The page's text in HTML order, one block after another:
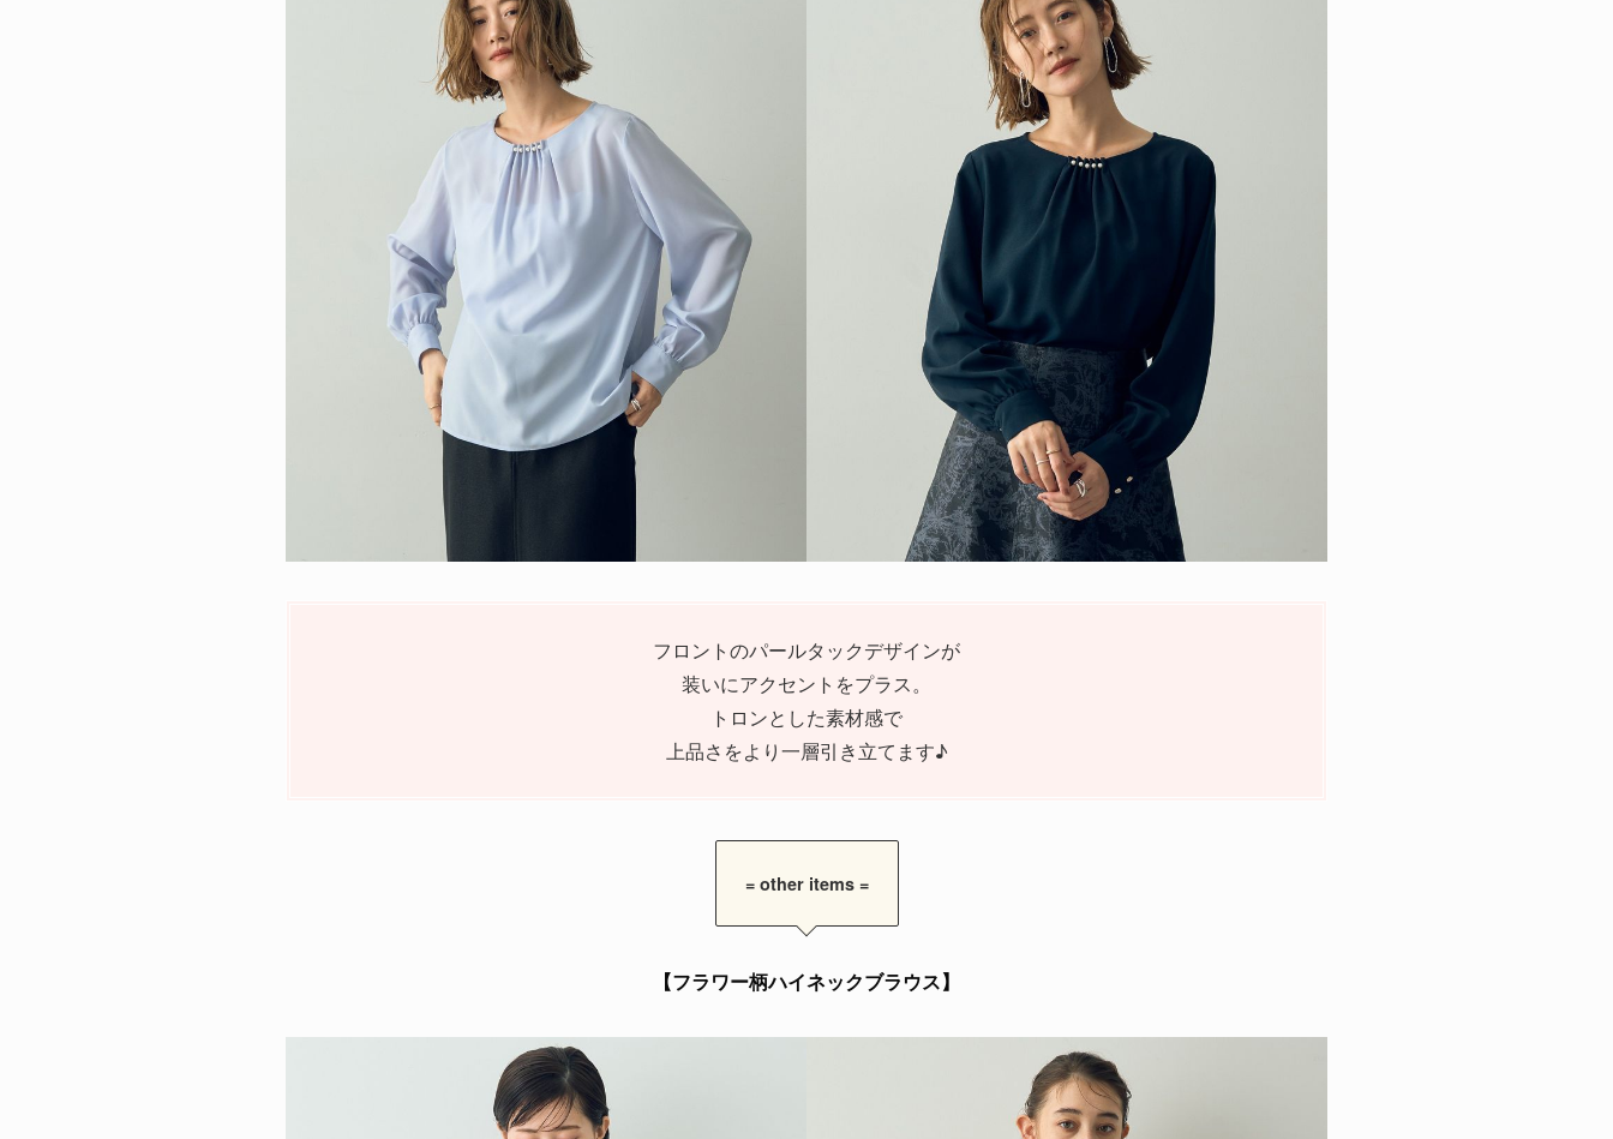
フロントのパールタックデザインが
装いにアクセントをプラス。
トロンとした素材感で
上品さをより一層引き立てます♪
= other items =
【フラワー柄ハイネックブラウス】